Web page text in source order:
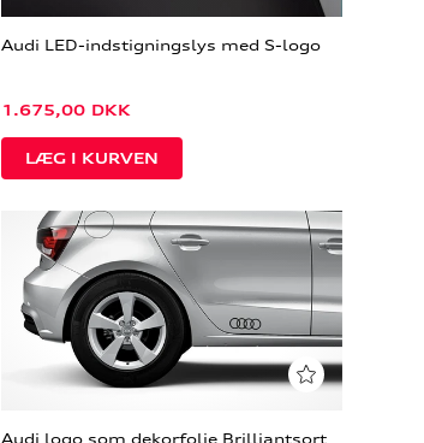
Audi LED-indstigningslys med S-logo
1.675,00 DKK
Audi logo som dekorfolie Brilliantsort